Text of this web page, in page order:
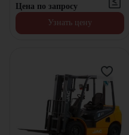
Цена по запросу
Узнать цену